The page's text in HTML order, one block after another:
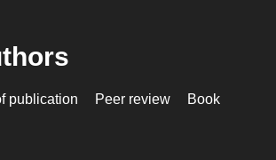
publication Peer review
Book